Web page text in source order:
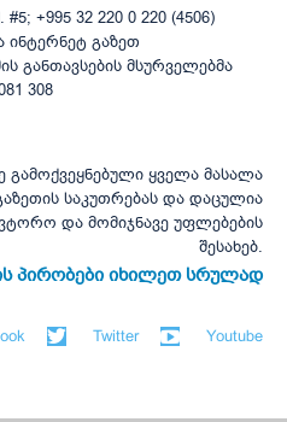
+995 32 220 0 220 (4506)
გაზეთ
განთავსების მსურველებმა
308
გამოქვეყნებული ყველა მასალა
საკუთრებას და დაცულია
და მომიჯნავე უფლებების
შესახებ.
პირობები იხილეთ სრულად
Twitter Youtube